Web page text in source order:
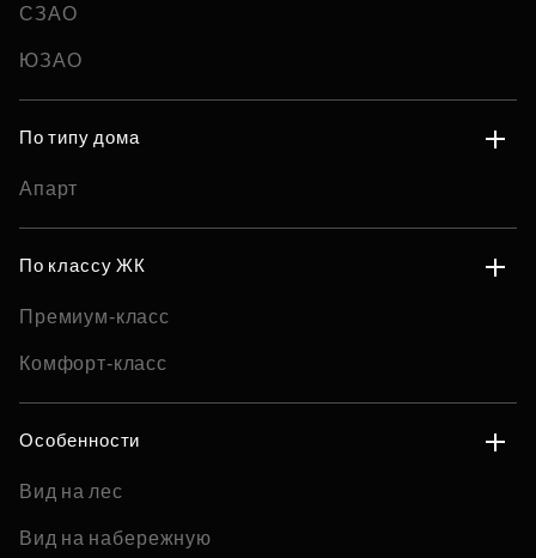
СЗАО
ЮЗАО
По типу дома
Апарт
По классу ЖК
Премиум-класс
Комфорт-класс
Особенности
Вид на лес
Вид на набережную